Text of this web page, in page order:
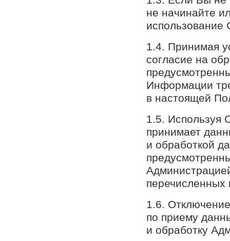
не начинайте
1.4. Принимая
согласие на
Информации
в настоящей
1.5. Используя
принимает
и обработкой
1.6.
по приему
и обработку